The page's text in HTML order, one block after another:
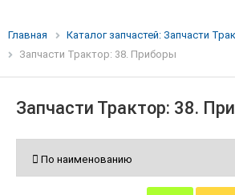
Главная
Каталог запчастей: Запчасти
Запчасти Трактор: 38. Приборы
Запчасти Трактор: 38.